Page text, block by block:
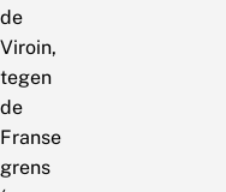
de
Viroin,
tegen
de
Franse
grens